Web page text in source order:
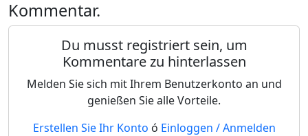
Kommentar.
Du musst registriert sein, um
Kommentare zu hinterlassen
Melden Sie sich mit Ihrem Benutzerkonto an und
genießen Sie alle Vorteile.
Erstellen Sie Ihr Konto ó Einloggen / Anmelden